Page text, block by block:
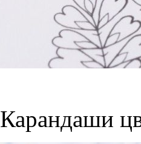
Карандаши